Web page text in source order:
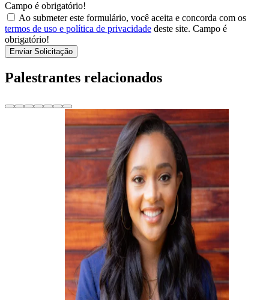
Campo é obrigatório!
Ao submeter este formulário, você aceita e concorda com os
termos de uso e política de privacidade deste site. Campo é
obrigatório!
Enviar Solicitação
Palestrantes relacionados